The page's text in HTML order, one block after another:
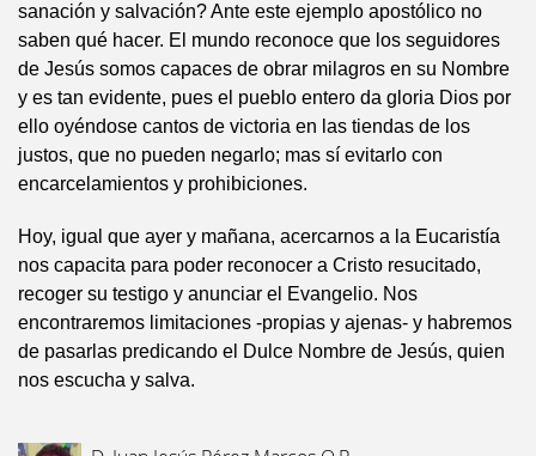
sanación y salvación? Ante este ejemplo apostólico no
saben qué hacer. El mundo reconoce que los seguidores
de Jesús somos capaces de obrar milagros en su Nombre
y es tan evidente, pues el pueblo entero da gloria Dios por
ello oyéndose cantos de victoria en las tiendas de los
justos, que no pueden negarlo; mas sí evitarlo con
encarcelamientos y prohibiciones.
Hoy, igual que ayer y mañana, acercarnos a la Eucaristía
nos capacita para poder reconocer a Cristo resucitado,
recoger su testigo y anunciar el Evangelio. Nos
encontraremos limitaciones -propias y ajenas- y habremos
de pasarlas predicando el Dulce Nombre de Jesús, quien
nos escucha y salva.